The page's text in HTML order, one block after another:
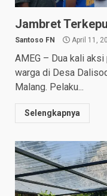
Jambret
Santoso FN April 11,
AMEG – Dua kali
warga di Desa
Malang. Pelaku...
Selengkapnya